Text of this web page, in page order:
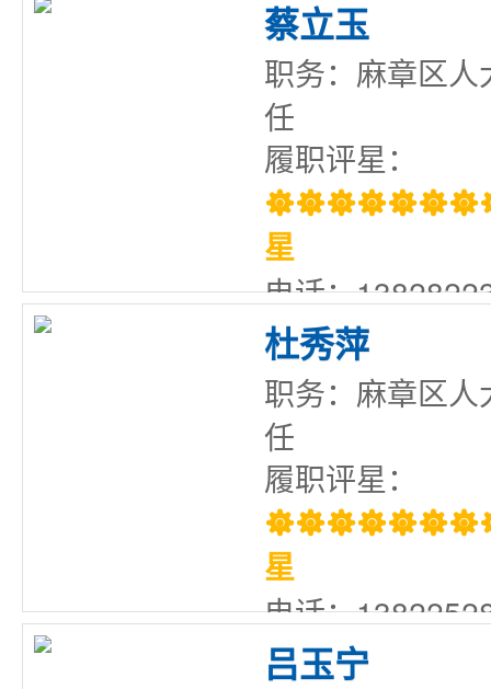
蔡立玉
职务：麻章区人
任
履职评星：
星
电话：
杜秀萍
职务：麻章区人
任
履职评星：
星
电话：
吕玉宁